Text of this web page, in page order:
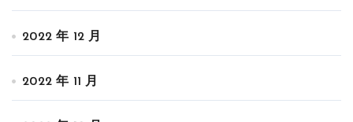
2022 年 12 月
2022 年 11 月